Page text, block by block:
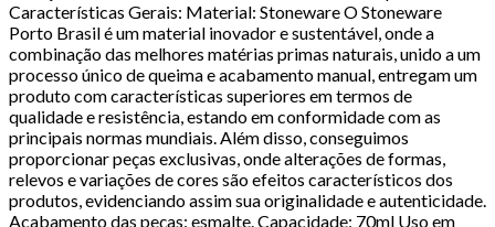
Características Gerais: Material: Stoneware O Stoneware
Porto Brasil é um material inovador e sustentável, onde a
combinação das melhores matérias primas naturais, unido a um
processo único de queima e acabamento manual, entregam um
produto com características superiores em termos de
qualidade e resistência, estando em conformidade com as
principais normas mundiais. Além disso, conseguimos
proporcionar peças exclusivas, onde alterações de formas,
relevos e variações de cores são efeitos característicos dos
produtos, evidenciando assim sua originalidade e autenticidade.
Acabamento das peças: esmalte. Capacidade: 70ml Uso em